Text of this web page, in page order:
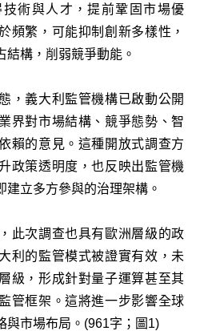
術與人才，提前鞏固市場優
頻繁，可能抑制創新多樣性，
結構，削弱競爭動能。
，義大利監管機構已啟動公開
界對市場結構、競爭態勢、智
賴的意見。這種開放式調查方
政策透明度，也反映出監管機
建立多方參與的治理架構。
此次調查也具有歐洲層級的政
利的監管模式被證實有效，未
級，形成針對量子運算甚至其
管框架。這將進一步影響全球
與市場布局。(961字；圖1)